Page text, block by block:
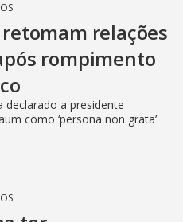
relações
rompimento
declarado a presidente
como ‘persona non grata’